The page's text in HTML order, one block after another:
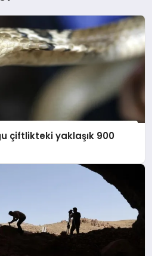
çiftlikteki yaklaşık 900